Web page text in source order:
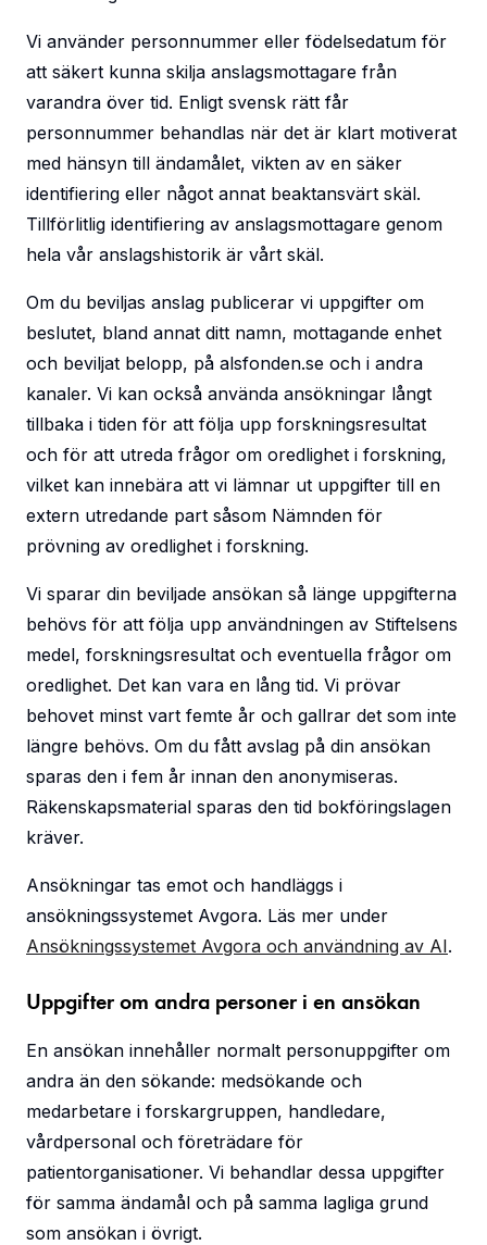
Vi använder personnummer eller födelsedatum för
att säkert kunna skilja anslagsmottagare från
varandra över tid. Enligt svensk rätt får
personnummer behandlas när det är klart motiverat
med hänsyn till ändamålet, vikten av en säker
identifiering eller något annat beaktansvärt skäl.
Tillförlitlig identifiering av anslagsmottagare genom
hela vår anslagshistorik är vårt skäl.
Om du beviljas anslag publicerar vi uppgifter om
beslutet, bland annat ditt namn, mottagande enhet
och beviljat belopp, på alsfonden.se och i andra
kanaler. Vi kan också använda ansökningar långt
tillbaka i tiden för att följa upp forskningsresultat
och för att utreda frågor om oredlighet i forskning,
vilket kan innebära att vi lämnar ut uppgifter till en
extern utredande part såsom Nämnden för
prövning av oredlighet i forskning.
Vi sparar din beviljade ansökan så länge uppgifterna
behövs för att följa upp användningen av Stiftelsens
medel, forskningsresultat och eventuella frågor om
oredlighet. Det kan vara en lång tid. Vi prövar
behovet minst vart femte år och gallrar det som inte
längre behövs. Om du fått avslag på din ansökan
sparas den i fem år innan den anonymiseras.
Räkenskapsmaterial sparas den tid bokföringslagen
kräver.
Ansökningar tas emot och handläggs i
ansökningssystemet Avgora. Läs mer under
Ansökningssystemet Avgora och användning av AI.
Uppgifter om andra personer i en ansökan
En ansökan innehåller normalt personuppgifter om
andra än den sökande: medsökande och
medarbetare i forskargruppen, handledare,
vårdpersonal och företrädare för
patientorganisationer. Vi behandlar dessa uppgifter
för samma ändamål och på samma lagliga grund
som ansökan i övrigt.